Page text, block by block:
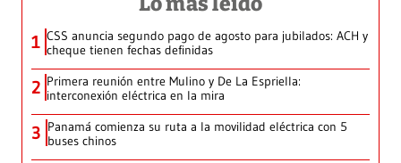
1 CSS anuncia segundo pago de agosto para jubilados: ACH y
cheque tienen fechas definidas
2 Primera reunión entre Mulino y De La Espriella:
interconexión eléctrica en la mira
3 Panamá comienza su ruta a la movilidad eléctrica con 5
buses chinos